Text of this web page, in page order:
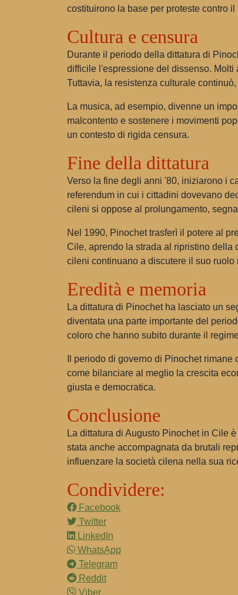
costituirono la base per proteste contro il
Cultura e censura
Durante il periodo della dittatura di
difficile l'espressione del dissenso. Molti
Tuttavia, la resistenza culturale
La musica, ad esempio, divenne un
malcontento e sostenere i movimenti
un contesto di rigida censura.
Fine della dittatura
Verso la fine degli anni '80, iniziarono i
referendum in cui i cittadini dovevano
cileni si oppose al prolungamento,
Nel 1990, Pinochet trasferì il potere al
Cile, aprendo la strada al ripristino della
cileni continuano a discutere il suo ruolo
Eredità e memoria
La dittatura di Pinochet ha lasciato un
diventata una parte importante del
coloro che hanno subito durante il
Il periodo di governo di Pinochet
come bilanciare al meglio la crescita
giusta e democratica.
Conclusione
La dittatura di Augusto Pinochet in Cile
stata anche accompagnata da brutali
influenzare la società cilena nella sua
Condividere:
Facebook
Twitter
LinkedIn
WhatsApp
Telegram
Reddit
Viber